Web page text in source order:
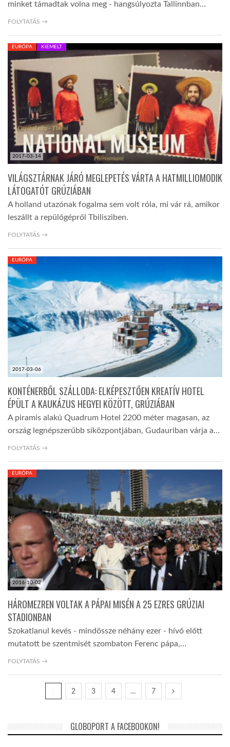
minket támadtak volna meg - hangsúlyozta Tallinnban…
FOLYTATÁS →
2017-03-14
EURÓPA KIEMELT
VILÁGSZTÁRNAK JÁRÓ MEGLEPETÉS VÁRTA A HATMILLIOMODIK
LÁTOGATÓT GRÚZIÁBAN
A holland utazónak fogalma sem volt róla, mi vár rá, amikor
leszállt a repülőgépről Tbilisziben.
FOLYTATÁS →
2017-03-06
EURÓPA
KONTÉNERBŐL SZÁLLODA: ELKÉPESZTŐEN KREATÍV HOTEL
ÉPÜLT A KAUKÁZUS HEGYEI KÖZÖTT, GRÚZIÁBAN
A piramis alakú Quadrum Hotel 2200 méter magasan, az
ország legnépszerűbb síközpontjában, Gudauriban várja a…
FOLYTATÁS →
2016-10-02
EURÓPA
HÁROMEZREN VOLTAK A PÁPAI MISÉN A 25 EZRES GRÚZIAI
STADIONBAN
Szokatlanul kevés - mindössze néhány ezer - hívő előtt
mutatott be szentmisét szombaton Ferenc pápa,…
FOLYTATÁS →
2 3 4 … 7
GLOBOPORT A FACEBOOKON!